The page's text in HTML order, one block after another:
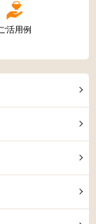
ご活用例